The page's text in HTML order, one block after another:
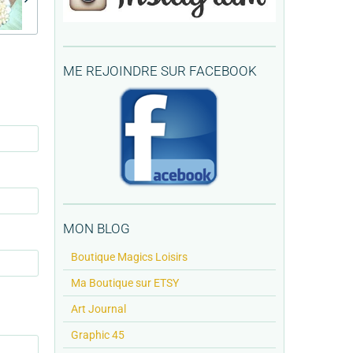
ME REJOINDRE SUR FACEBOOK
MON BLOG
Boutique Magics Loisirs
Ma Boutique sur ETSY
Art Journal
Graphic 45